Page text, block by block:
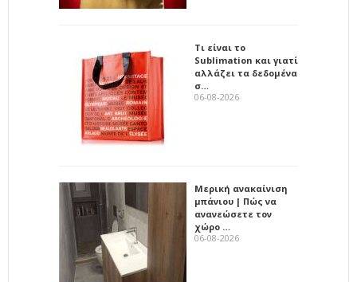
Τι είναι το
Sublimation και γιατί
αλλάζει τα δεδομένα
σ…
06-08-2026
Μερική ανακαίνιση
μπάνιου | Πώς να
ανανεώσετε τον
χώρο …
06-08-2026